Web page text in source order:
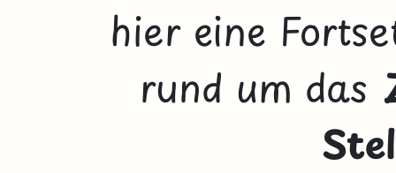
hier eine
rund um das